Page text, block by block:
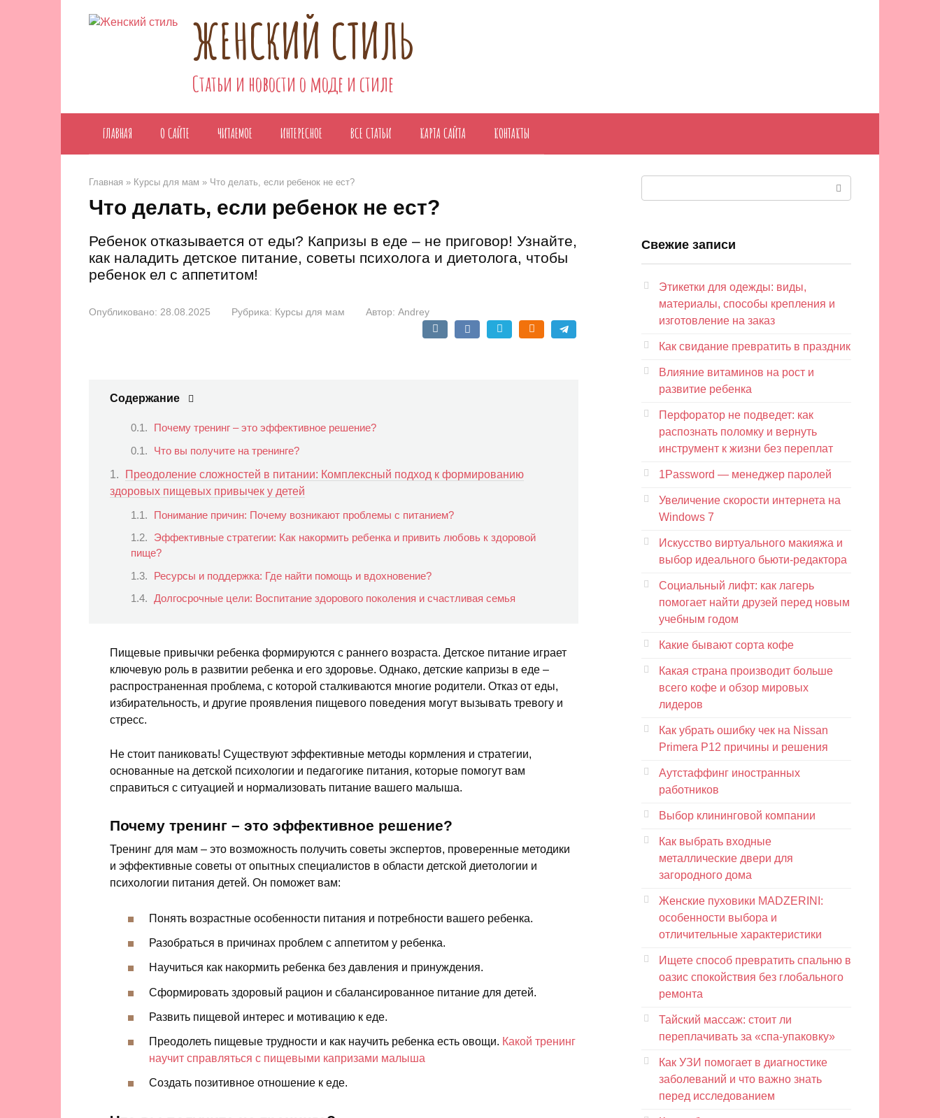
ЖЕНСКИЙ СТИЛЬ
Статьи и новости о моде и стиле
ГЛАВНАЯ О САЙТЕ ЧИТАЕМОЕ ИНТЕРЕСНОЕ ВСЕ СТАТЬИ КАРТА САЙТА КОНТАКТЫ
Главная » Курсы для мам » Что делать, если ребенок не ест?
Что делать, если ребенок не ест?
Ребенок отказывается от еды? Капризы в еде – не приговор! Узнайте,
как наладить детское питание, советы психолога и диетолога, чтобы
ребенок ел с аппетитом!
Опубликовано: 28.08.2025 Рубрика: Курсы для мам Автор: Andrey
Содержание
Почему тренинг – это эффективное решение?
Что вы получите на тренинге?
Преодоление сложностей в питании: Комплексный подход к формированию
здоровых пищевых привычек у детей
Понимание причин: Почему возникают проблемы с питанием?
Эффективные стратегии: Как накормить ребенка и привить любовь к здоровой
пище?
Ресурсы и поддержка: Где найти помощь и вдохновение?
Долгосрочные цели: Воспитание здорового поколения и счастливая семья
Пищевые привычки ребенка формируются с раннего возраста. Детское питание играет
ключевую роль в развитии ребенка и его здоровье. Однако, детские капризы в еде –
распространенная проблема, с которой сталкиваются многие родители. Отказ от еды,
избирательность, и другие проявления пищевого поведения могут вызывать тревогу и
стресс.
Не стоит паниковать! Существуют эффективные методы кормления и стратегии,
основанные на детской психологии и педагогике питания, которые помогут вам
справиться с ситуацией и нормализовать питание вашего малыша.
Почему тренинг – это эффективное решение?
Тренинг для мам – это возможность получить советы экспертов, проверенные методики
и эффективные советы от опытных специалистов в области детской диетологии и
психологии питания детей. Он поможет вам:
Понять возрастные особенности питания и потребности вашего ребенка.
Разобраться в причинах проблем с аппетитом у ребенка.
Научиться как накормить ребенка без давления и принуждения.
Сформировать здоровый рацион и сбалансированное питание для детей.
Развить пищевой интерес и мотивацию к еде.
Преодолеть пищевые трудности и как научить ребенка есть овощи. Какой тренинг
научит справляться с пищевыми капризами малыша
Создать позитивное отношение к еде.
Свежие записи
Этикетки для одежды: виды,
материалы, способы крепления и
изготовление на заказ
Как свидание превратить в праздник
Влияние витаминов на рост и
развитие ребенка
Перфоратор не подведет: как
распознать поломку и вернуть
инструмент к жизни без переплат
1Password — менеджер паролей
Увеличение скорости интернета на
Windows 7
Искусство виртуального макияжа и
выбор идеального бьюти-редактора
Социальный лифт: как лагерь
помогает найти друзей перед новым
учебным годом
Какие бывают сорта кофе
Какая страна производит больше
всего кофе и обзор мировых
лидеров
Как убрать ошибку чек на Nissan
Primera P12 причины и решения
Аутстаффинг иностранных
работников
Выбор клининговой компании
Как выбрать входные
металлические двери для
загородного дома
Женские пуховики MADZERINI:
особенности выбора и
отличительные характеристики
Ищете способ превратить спальню в
оазис спокойствия без глобального
ремонта
Тайский массаж: стоит ли
переплачивать за «спа-упаковку»
Как УЗИ помогает в диагностике
заболеваний и что важно знать
перед исследованием